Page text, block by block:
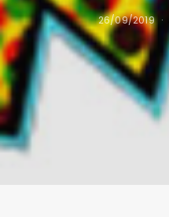
26/09/2019